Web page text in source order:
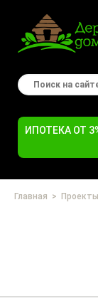
ИПОТЕКА ОТ
Главная Проекты